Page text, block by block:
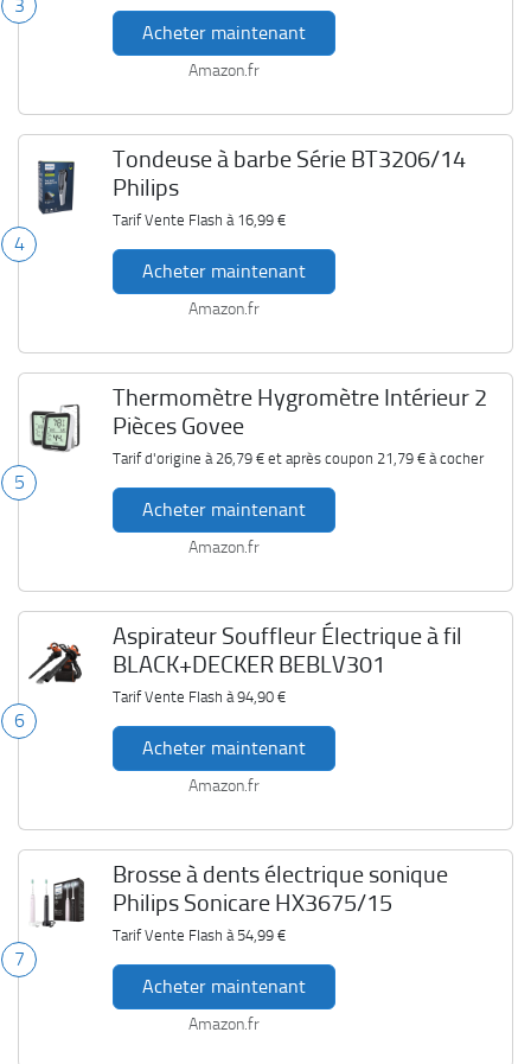
3
Acheter maintenant
Amazon.fr
4
Tondeuse à barbe Série BT3206/14
Philips
Tarif Vente Flash à 16,99 €
Acheter maintenant
Amazon.fr
5
Thermomètre Hygromètre Intérieur 2
Pièces Govee
Tarif d'origine à 26,79 €et après coupon 21,79 €à cocher
Acheter maintenant
Amazon.fr
6
Aspirateur Souffleur Électrique à fil
BLACK+DECKER BEBLV301
Tarif Vente Flash à94,90 €
Acheter maintenant
Amazon.fr
7
Brosse à dents électrique sonique
Philips Sonicare HX3675/15
Tarif Vente Flash à 54,99 €
Acheter maintenant
Amazon.fr